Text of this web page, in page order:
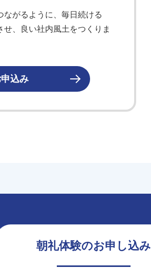
がるように、毎日続ける
、良い社内風土をつくりま
込み
朝礼体験のお申し込み